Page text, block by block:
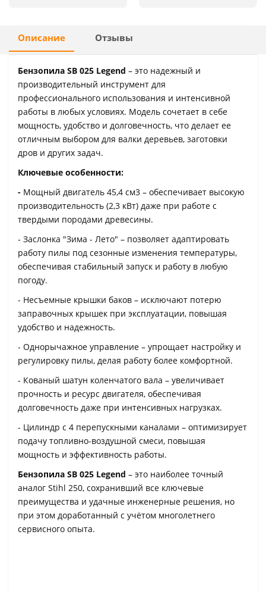
Описание Отзывы
Бензопила SB 025 Legend – это надежный и
производительный инструмент для
профессионального использования и интенсивной
работы в любых условиях. Модель сочетает в себе
мощность, удобство и долговечность, что делает ее
отличным выбором для валки деревьев, заготовки
дров и других задач.
Ключевые особенности:
- Мощный двигатель 45,4 см3 – обеспечивает высокую
производительность (2,3 кВт) даже при работе с
твердыми породами древесины.
- Заслонка "Зима - Лето" – позволяет адаптировать
работу пилы под сезонные изменения температуры,
обеспечивая стабильный запуск и работу в любую
погоду.
- Несъемные крышки баков – исключают потерю
заправочных крышек при эксплуатации, повышая
удобство и надежность.
- Однорычажное управление – упрощает настройку и
регулировку пилы, делая работу более комфортной.
- Кованый шатун коленчатого вала – увеличивает
прочность и ресурс двигателя, обеспечивая
долговечность даже при интенсивных нагрузках.
- Цилиндр с 4 перепускными каналами – оптимизирует
подачу топливно-воздушной смеси, повышая
мощность и эффективность работы.
Бензопила SB 025 Legend – это наиболее точный
аналог Stihl 250, сохранивший все ключевые
преимущества и удачные инженерные решения, но
при этом доработанный с учётом многолетнего
сервисного опыта.